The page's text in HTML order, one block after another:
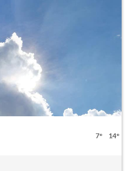
7° 14°